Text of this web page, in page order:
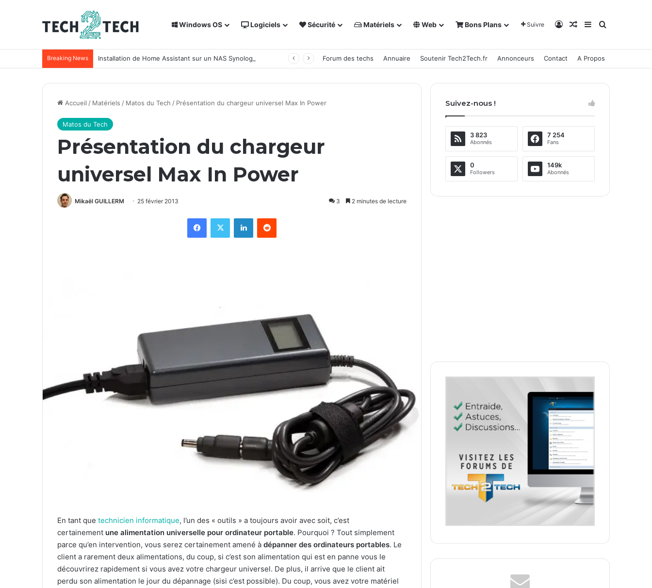
Windows OS Logiciels Sécurité Matériels Web Bons Plans Suivre Connexion
Article Aléatoire
Sidebar (barre
Rechercher
Breaking News Installation de Home Assistant sur un NAS Synology Forum des techs Annuaire Soutenir Tech2Tech.fr Annonceurs Contact A Propos
Accueil / Matériels / Matos du Tech / Présentation du chargeur universel Max In Power
Matos du Tech
Présentation du chargeur
universel Max In Power
Mikaël GUILLERM 25 février 2013 3 2 minutes de lecture
En tant que technicien informatique, l’un des « outils » a toujours avoir avec soit, c’est
certainement une alimentation universelle pour ordinateur portable. Pourquoi ? Tout simplement
parce qu’en intervention, vous serez certainement amené à dépanner des ordinateurs portables. Le
client a rarement deux alimentations, du coup, si c’est son alimentation qui est en panne vous le
découvrirez rapidement si vous avez votre chargeur universel. De plus, il arrive que le client ait
perdu son alimentation le jour du dépannage (sisi c’est possible). Du coup, vous avez votre matériel
Suivez-nous !
3 823
Abonnés
7 254
Fans
0
Followers
149k
Abonnés